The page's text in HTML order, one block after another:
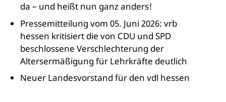
da – und heißt nun ganz anders!
Pressemitteilung vom 05. Juni 2026: vrb
hessen kritisiert die von CDU und SPD
beschlossene Verschlechterung der
Altersermäßigung für Lehrkräfte deutlich
Neuer Landesvorstand für den vdl hessen